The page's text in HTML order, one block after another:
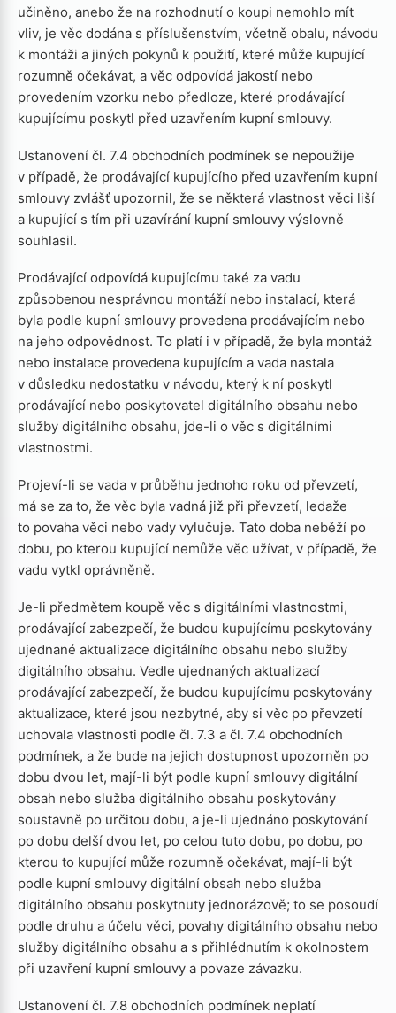
učiněno, anebo že na rozhodnutí o koupi nemohlo mít
vliv, je věc dodána s příslušenstvím, včetně obalu, návodu
k montáži a jiných pokynů k použití, které může kupující
rozumně očekávat, a věc odpovídá jakostí nebo
provedením vzorku nebo předloze, které prodávající
kupujícímu poskytl před uzavřením kupní smlouvy.
Ustanovení čl. 7.4 obchodních podmínek se nepoužije
v případě, že prodávající kupujícího před uzavřením kupní
smlouvy zvlášť upozornil, že se některá vlastnost věci liší
a kupující s tím při uzavírání kupní smlouvy výslovně
souhlasil.
Prodávající odpovídá kupujícímu také za vadu
způsobenou nesprávnou montáží nebo instalací, která
byla podle kupní smlouvy provedena prodávajícím nebo
na jeho odpovědnost. To platí i v případě, že byla montáž
nebo instalace provedena kupujícím a vada nastala
v důsledku nedostatku v návodu, který k ní poskytl
prodávající nebo poskytovatel digitálního obsahu nebo
služby digitálního obsahu, jde-li o věc s digitálními
vlastnostmi.
Projeví-li se vada v průběhu jednoho roku od převzetí,
má se za to, že věc byla vadná již při převzetí, ledaže
to povaha věci nebo vady vylučuje. Tato doba neběží po
dobu, po kterou kupující nemůže věc užívat, v případě, že
vadu vytkl oprávněně.
Je-li předmětem koupě věc s digitálními vlastnostmi,
prodávající zabezpečí, že budou kupujícímu poskytovány
ujednané aktualizace digitálního obsahu nebo služby
digitálního obsahu. Vedle ujednaných aktualizací
prodávající zabezpečí, že budou kupujícímu poskytovány
aktualizace, které jsou nezbytné, aby si věc po převzetí
uchovala vlastnosti podle čl. 7.3 a čl. 7.4 obchodních
podmínek, a že bude na jejich dostupnost upozorněn po
dobu dvou let, mají-li být podle kupní smlouvy digitální
obsah nebo služba digitálního obsahu poskytovány
soustavně po určitou dobu, a je-li ujednáno poskytování
po dobu delší dvou let, po celou tuto dobu, po dobu, po
kterou to kupující může rozumně očekávat, mají-li být
podle kupní smlouvy digitální obsah nebo služba
digitálního obsahu poskytnuty jednorázově; to se posoudí
podle druhu a účelu věci, povahy digitálního obsahu nebo
služby digitálního obsahu a s přihlédnutím k okolnostem
při uzavření kupní smlouvy a povaze závazku.
Ustanovení čl. 7.8 obchodních podmínek neplatí